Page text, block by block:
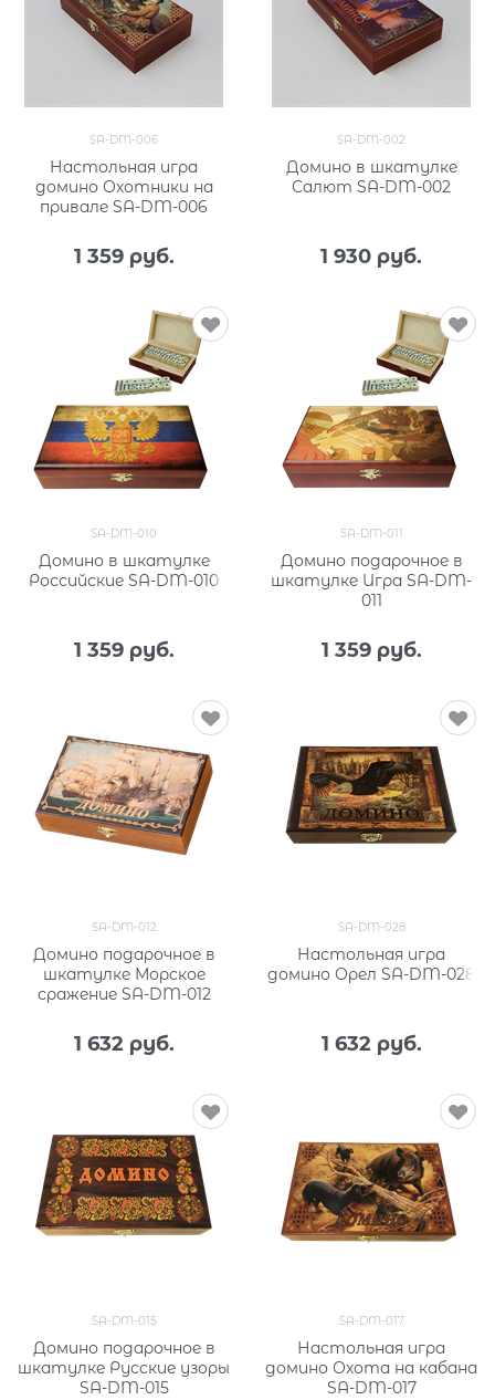
SA-DM-006
Настольная игра
домино Охотники на
привале SA-DM-006
1 359 руб.
SA-DM-002
Домино в шкатулке
Салют SA-DM-002
1 930 руб.
SA-DM-010
Домино в шкатулке
Российские SA-DM-010
1 359 руб.
SA-DM-011
Домино подарочное в
шкатулке Игра SA-DM-
011
1 359 руб.
SA-DM-012
Домино подарочное в
шкатулке Морское
сражение SA-DM-012
1 632 руб.
SA-DM-028
Настольная игра
домино Орел SA-DM-028
1 632 руб.
SA-DM-015
Домино подарочное в
шкатулке Русские узоры
SA-DM-015
SA-DM-017
Настольная игра
домино Охота на кабана
SA-DM-017